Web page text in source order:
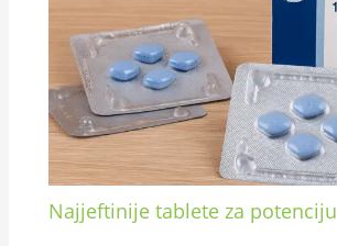
Najjeftinije tablete za potenciju